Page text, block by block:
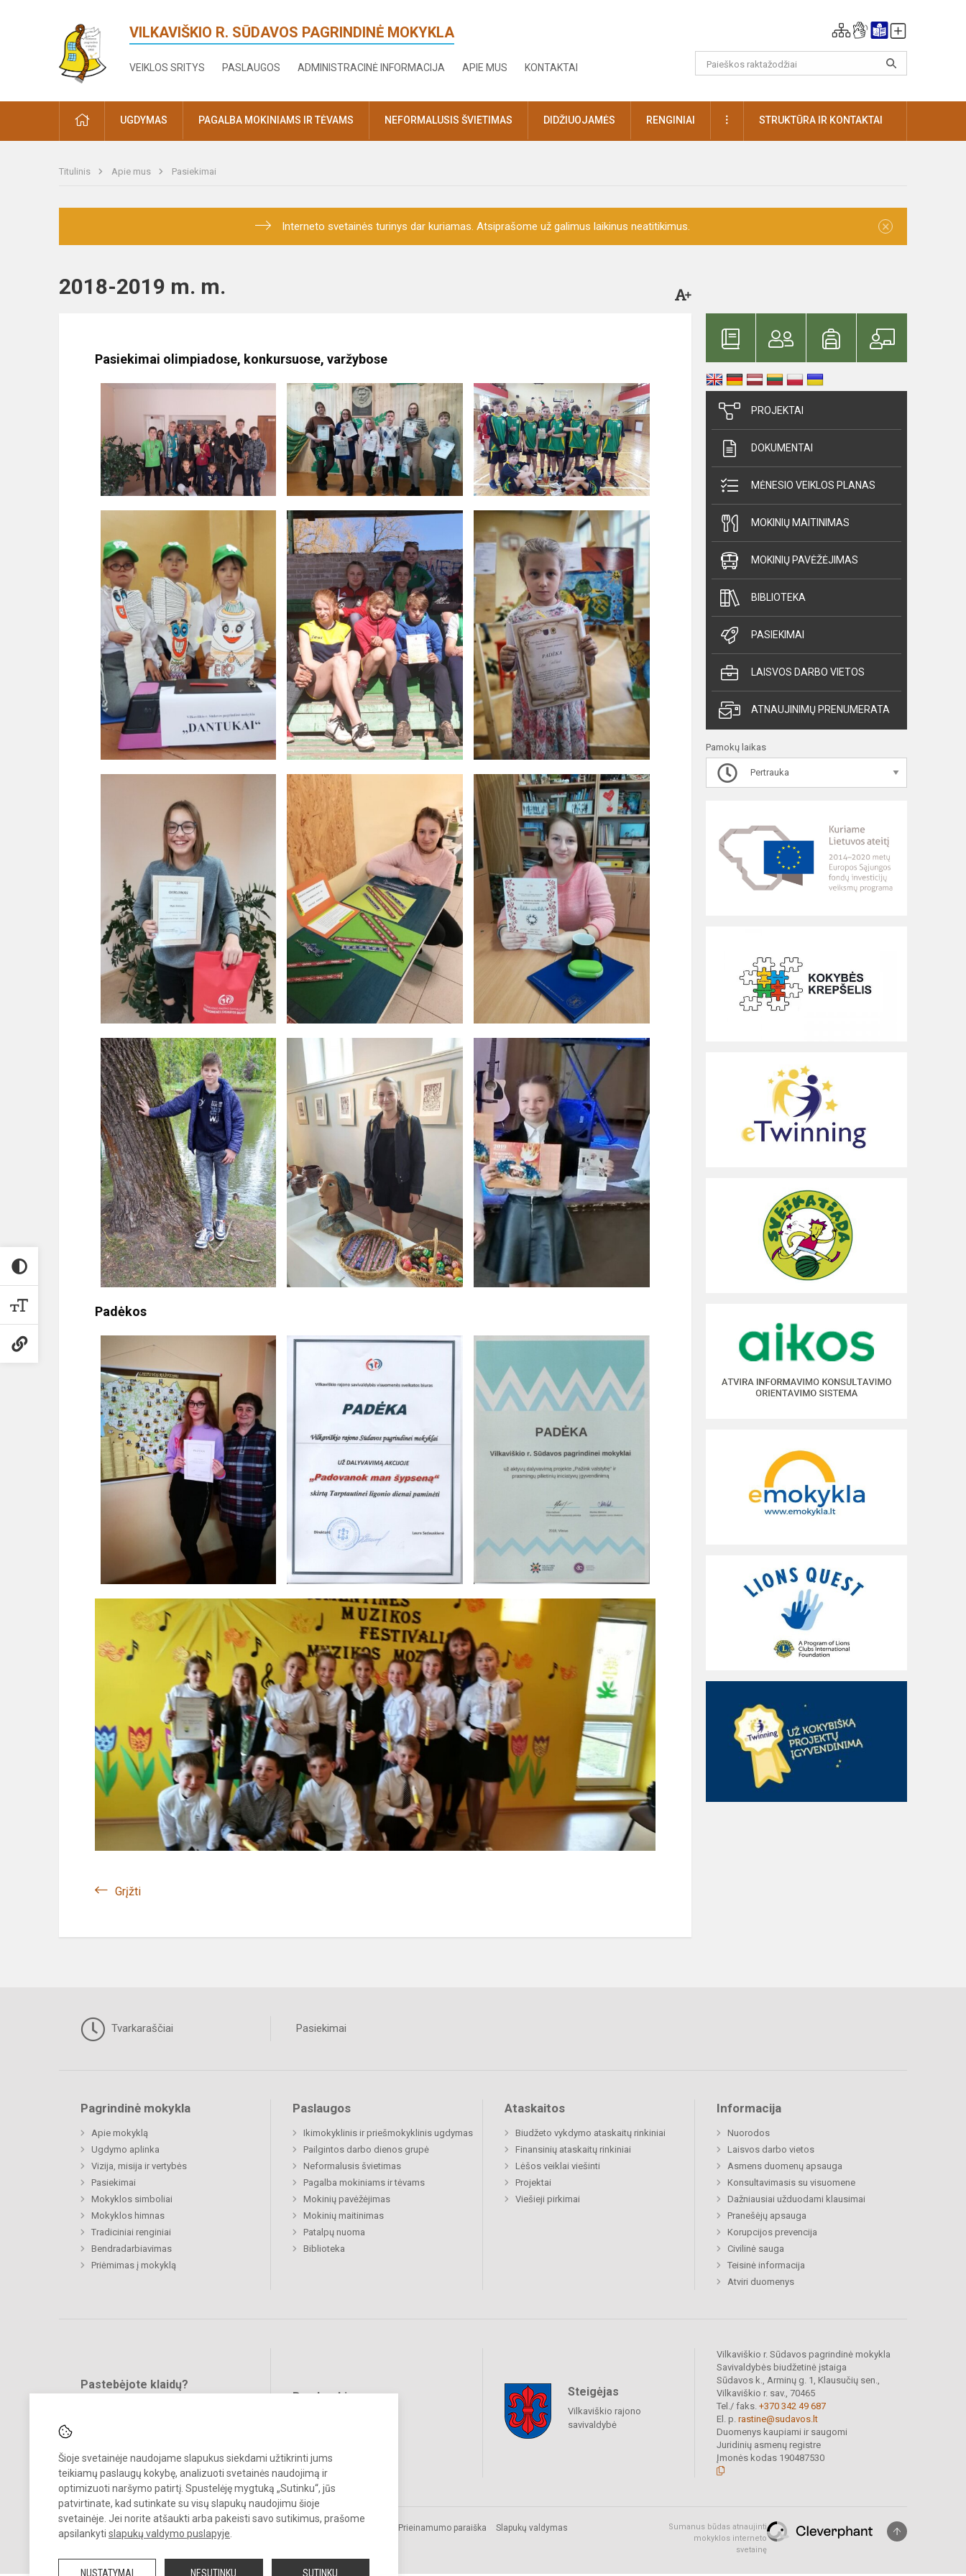
Šioje svetainėje naudojame slapukus siekdami užtikrinti jums
teikiamų paslaugų kokybę, analizuoti svetainės naudojimą ir
optimizuoti naršymo patirtį. Spustelėję mygtuką „Sutinku“, jūs
patvirtinate, kad sutinkate su visų slapukų naudojimu šioje
svetainėje. Jei norite atšaukti arba pakeisti savo sutikimus, prašome
apsilankyti slapukų valdymo puslapyje
NUSTATYMAI NESUTINKU SUTINKU
VILKAVIŠKIO R. SŪDAVOS PAGRINDINĖ MOKYKLA
VEIKLOS SRITYS PASLAUGOS ADMINISTRACINĖ INFORMACIJA APIE MUS KONTAKTAI
PRADŽIAUGDYMAS PAGALBA MOKINIAMS IR TĖVAMS NEFORMALUSIS ŠVIETIMAS DIDŽIUOJAMĖS RENGINIAI DAUGIAUSTRUKTŪRA IR KONTAKTAI
Titulinis Apie mus Pasiekimai
Interneto svetainės turinys dar kuriamas. Atsiprašome už galimus laikinus neatitikimus. ×
2018-2019 m. m.
Pasiekimai olimpiadose, konkursuose, varžybose
Padėkos
Grįžti
PROJEKTAI
DOKUMENTAI
MĖNESIO VEIKLOS PLANAS
MOKINIŲ MAITINIMAS
MOKINIŲ PAVĖŽĖJIMAS
BIBLIOTEKA
PASIEKIMAI
LAISVOS DARBO VIETOS
ATNAUJINIMŲ PRENUMERATA
Pamokų laikas
Pertrauka
Tvarkaraščiai Pasiekimai
Pagrindinė mokykla
Apie mokyklą
Ugdymo aplinka
Vizija, misija ir vertybės
Pasiekimai
Mokyklos simboliai
Mokyklos himnas
Tradiciniai renginiai
Bendradarbiavimas
Priėmimas į mokyklą
Paslaugos
Ikimokyklinis ir priešmokyklinis ugdymas
Pailgintos darbo dienos grupė
Neformalusis švietimas
Pagalba mokiniams ir tėvams
Mokinių pavėžėjimas
Mokinių maitinimas
Patalpų nuoma
Biblioteka
Ataskaitos
Biudžeto vykdymo ataskaitų rinkiniai
Finansinių ataskaitų rinkiniai
Lėšos veiklai viešinti
Projektai
Viešieji pirkimai
Informacija
Nuorodos
Laisvos darbo vietos
Asmens duomenų apsauga
Konsultavimasis su visuomene
Dažniausiai užduodami klausimai
Pranešėjų apsauga
Korupcijos prevencija
Civilinė sauga
Teisinė informacija
Atviri duomenys
Pastebėjote klaidų?
Bendraukime Steigėjas
Vilkaviškio rajono
savivaldybė
Vilkaviškio r. Sūdavos pagrindinė mokykla
Savivaldybės biudžetinė įstaiga
Sūdavos k., Arminų g. 1, Klausučių sen.,
Vilkaviškio r. sav., 70465
Tel./ faks. +370 342 49 687
El. p. rastine@sudavos.lt
Duomenys kaupiami ir saugomi
Juridinių asmenų registre
Įmonės kodas 190487530
© 2025. Vilkaviškio r. Sūdavos pagrindinė mokykla. Visos teisės saugomos.
Kopijuoti turinį be raštiško įstaigos administracijos sutikimo griežtai
Prieinamumo paraiška Slapukų valdymas
Sumanus būdas atnaujinti
mokyklos interneto
svetainę